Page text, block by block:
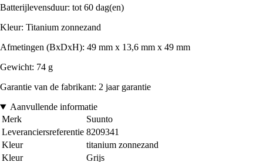
Batterijlevensduur: tot 60 dag(en)
Kleur: Titanium zonnezand
Afmetingen (BxDxH): 49 mm x 13,6 mm x 49 mm
Gewicht: 74 g
Garantie van de fabrikant: 2 jaar garantie
Aanvullende informatie
Merk
Suunto
Leveranciersreferentie 8209341
Kleur
titanium zonnezand
Kleur
Grijs